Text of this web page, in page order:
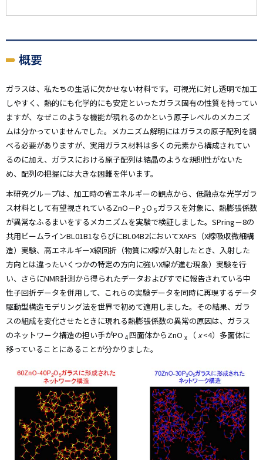
概要
ガラスは、私たちの生活に欠かせない材料です。可視光に対し透明で加工
しやすく、熱的にも化学的にも安定といったガラス固有の性質を持ってい
ますが、なぜこのような機能が現れるのかという原子レベルのメカニズ
ムは分かっていませんでした。メカニズム解明にはガラスの原子配列を調
べる必要がありますが、実用ガラス材料は多くの元素から構成されてい
るのに加え、ガラスにおける原子配列は結晶のような規則性がないた
め、配列の把握には大きな困難を伴います。
本研究グループは、加工時の省エネルギーの観点から、低融点な光学ガラ
ス材料として有望視されているZnO－P 2O 5 ガラスを対象に、熱膨張係数
が異常なふるまいをするメカニズムを実験で検証しました。SPring－8の
共用ビームラインBL01B1ならびにBL04B2においてXAFS（X線吸収微細構
造）実験、高エネルギーX線回折（物質にX線が入射したとき、入射した
方向とは違ったいくつかの特定の方向に強いX線が進む現象）実験を行
い、さらにNMR計測から得られたデータおよびすでに報告されている中
性子回折データを併用して、これらの実験データを同時に再現するデータ
駆動型構造モデリング法を世界で初めて適用しました。その結果、ガラ
スの組成を変化させたときに現れる熱膨張係数の異常の原因は、ガラス
のネットワーク構造の担い手がPO 4四面体からZnO x （x<4）多面体に
移っていることにあることが分かりました。